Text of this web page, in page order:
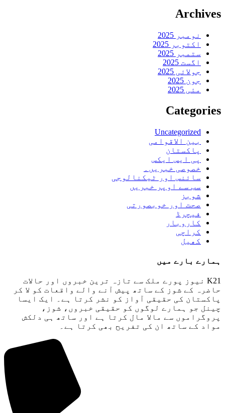
Archives
نومبر 2025
اکتوبر 2025
ستمبر 2025
اگست 2025
جولائی 2025
جون 2025
مئی 2025
Categories
Uncategorized
بین الاقوامی
پاکستان
پی ایس ایکس
خصوصی خبریں۔
سائنس اور ٹیکنالوجی
سب سے اوپر خبریں
شوبز
صحت اور خوبصورتی
فیچرڈ
کاروبار
کراچی
کھیل
ہمارے بارے میں
K21 نیوز پورے ملک سے تازہ ترین خبروں اور حالات
حاضرہ کے شوز کے ساتھ پیش آنے والے واقعات کو لا کر
پاکستان کی حقیقی آواز کو نشر کرتا ہے۔ ایک ایسا
چینل جو ہمارے لوگوں کو حقیقی خبروں، شوز،
پروگراموں سے مالا مال کرتا ہے اور ساتھ ہی دلکش
مواد کے ساتھ ان کی تفریح ​​بھی کرتا ہے۔